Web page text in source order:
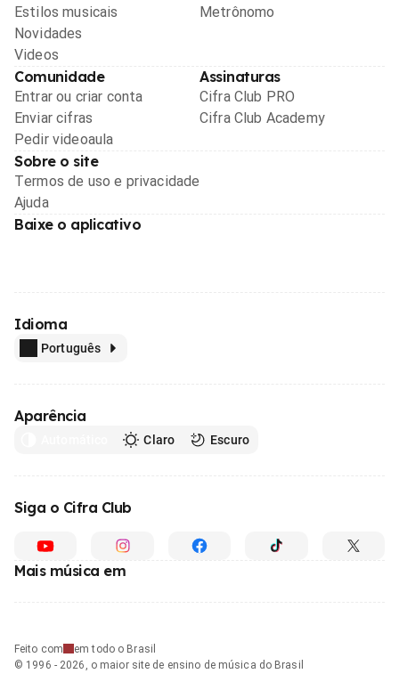
Estilos musicais
Novidades
Videos
Metrônomo
Comunidade
Entrar ou criar conta
Enviar cifras
Pedir videoaula
Assinaturas
Cifra Club PRO
Cifra Club Academy
Sobre o site
Termos de uso e privacidade
Ajuda
Baixe o aplicativo
Idioma
Português
Aparência
Claro Escuro
Siga o Cifra Club
Mais música em
Feito com
em todo o Brasil
© 1996 - 2026, o maior site de ensino de música do Brasil